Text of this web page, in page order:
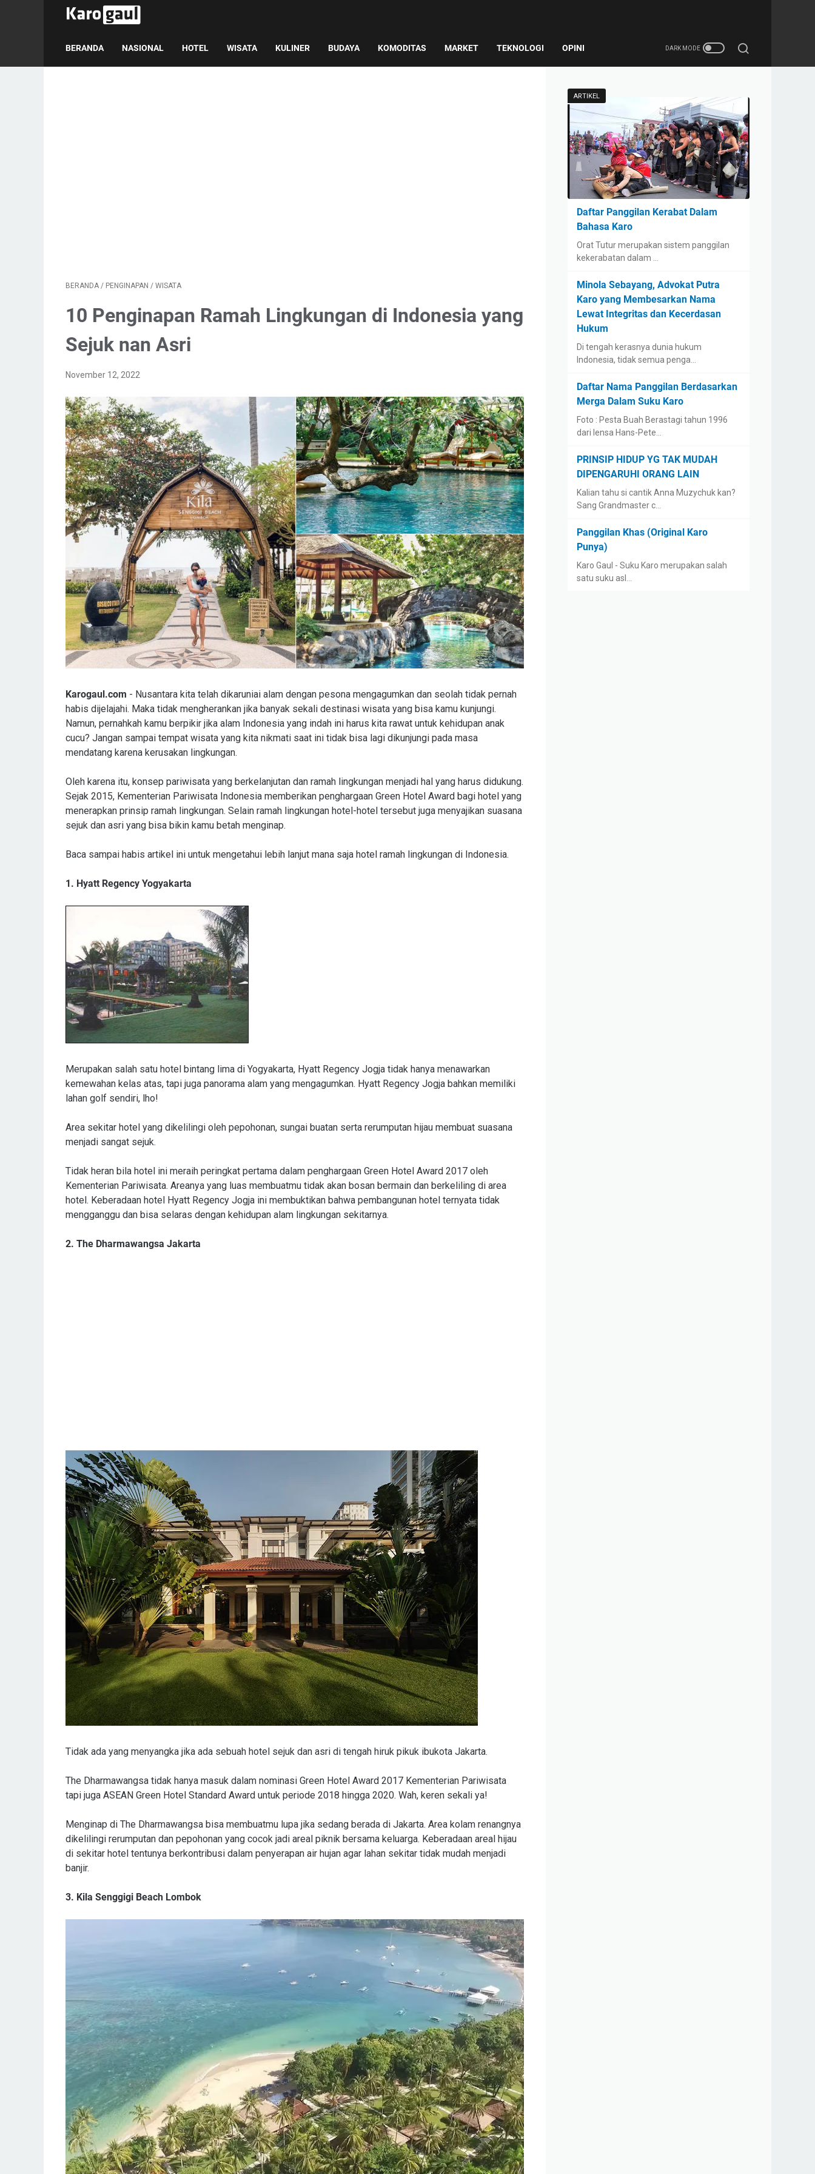
BERANDA NASIONAL HOTEL WISATA KULINER BUDAYA KOMODITAS MARKET TEKNOLOGI OPINI
BERANDA / PENGINAPAN / WISATA
10 Penginapan Ramah Lingkungan di Indonesia yang
Sejuk nan Asri
November 12, 2022
Karogaul.com - Nusantara kita telah dikaruniai alam dengan pesona mengagumkan dan seolah tidak pernah
habis dijelajahi. Maka tidak mengherankan jika banyak sekali destinasi wisata yang bisa kamu kunjungi.
Namun, pernahkah kamu berpikir jika alam Indonesia yang indah ini harus kita rawat untuk kehidupan anak
cucu? Jangan sampai tempat wisata yang kita nikmati saat ini tidak bisa lagi dikunjungi pada masa
mendatang karena kerusakan lingkungan.
Oleh karena itu, konsep pariwisata yang berkelanjutan dan ramah lingkungan menjadi hal yang harus didukung.
Sejak 2015, Kementerian Pariwisata Indonesia memberikan penghargaan Green Hotel Award bagi hotel yang
menerapkan prinsip ramah lingkungan. Selain ramah lingkungan hotel-hotel tersebut juga menyajikan suasana
sejuk dan asri yang bisa bikin kamu betah menginap.
Baca sampai habis artikel ini untuk mengetahui lebih lanjut mana saja hotel ramah lingkungan di Indonesia.
1. Hyatt Regency Yogyakarta
Merupakan salah satu hotel bintang lima di Yogyakarta, Hyatt Regency Jogja tidak hanya menawarkan
kemewahan kelas atas, tapi juga panorama alam yang mengagumkan. Hyatt Regency Jogja bahkan memiliki
lahan golf sendiri, lho!
Area sekitar hotel yang dikelilingi oleh pepohonan, sungai buatan serta rerumputan hijau membuat suasana
menjadi sangat sejuk.
Tidak heran bila hotel ini meraih peringkat pertama dalam penghargaan Green Hotel Award 2017 oleh
Kementerian Pariwisata. Areanya yang luas membuatmu tidak akan bosan bermain dan berkeliling di area
hotel. Keberadaan hotel Hyatt Regency Jogja ini membuktikan bahwa pembangunan hotel ternyata tidak
mengganggu dan bisa selaras dengan kehidupan alam lingkungan sekitarnya.
2. The Dharmawangsa Jakarta
Tidak ada yang menyangka jika ada sebuah hotel sejuk dan asri di tengah hiruk pikuk ibukota Jakarta.
The Dharmawangsa tidak hanya masuk dalam nominasi Green Hotel Award 2017 Kementerian Pariwisata
tapi juga ASEAN Green Hotel Standard Award untuk periode 2018 hingga 2020. Wah, keren sekali ya!
Menginap di The Dharmawangsa bisa membuatmu lupa jika sedang berada di Jakarta. Area kolam renangnya
dikelilingi rerumputan dan pepohonan yang cocok jadi areal piknik bersama keluarga. Keberadaan areal hijau
di sekitar hotel tentunya berkontribusi dalam penyerapan air hujan agar lahan sekitar tidak mudah menjadi
banjir.
3. Kila Senggigi Beach Lombok
ARTIKEL
Daftar Panggilan Kerabat Dalam
Bahasa Karo
Orat Tutur merupakan sistem panggilan
kekerabatan dalam …
Minola Sebayang, Advokat Putra
Karo yang Membesarkan Nama
Lewat Integritas dan Kecerdasan
Hukum
Di tengah kerasnya dunia hukum
Indonesia, tidak semua penga…
Daftar Nama Panggilan Berdasarkan
Merga Dalam Suku Karo
Foto : Pesta Buah Berastagi tahun 1996
dari lensa Hans-Pete…
PRINSIP HIDUP YG TAK MUDAH
DIPENGARUHI ORANG LAIN
Kalian tahu si cantik Anna Muzychuk kan?
Sang Grandmaster c…
Panggilan Khas (Original Karo
Punya)
Karo Gaul - Suku Karo merupakan salah
satu suku asl…